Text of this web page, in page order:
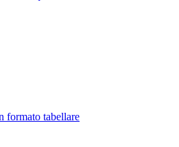
formato tabellare